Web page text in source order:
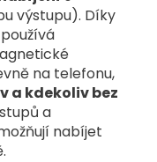
výstupu). Díky
na telefonu,
a kdekoliv bez
a
nabíjet